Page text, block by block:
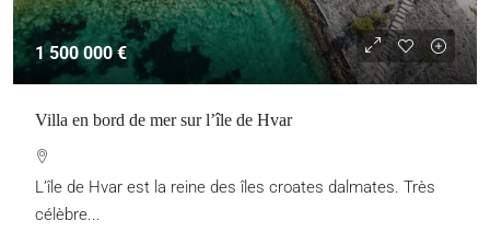
1 500 000 €
Villa en bord de mer sur l’île de Hvar
L’île de Hvar est la reine des îles croates dalmates. Très
célèbre...